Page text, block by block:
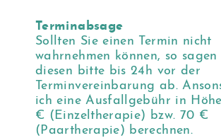
Terminabsage
Sollten Sie einen Termin nicht
wahrnehmen können, so sagen
diesen bitte bis 24h vor der
Terminvereinbarung ab.
ich eine Ausfallgebühr in
€ (Einzeltherapie) bzw. 70 €
(Paartherapie) berechnen.